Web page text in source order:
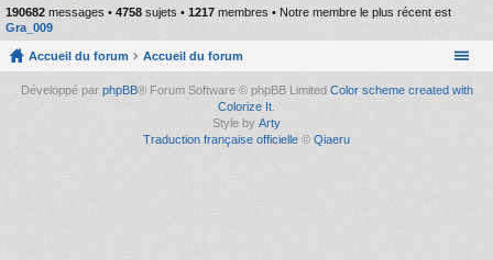
190682 messages • 4758 sujets • 1217 membres • Notre membre le plus récent est
Gra_009
Accueil du forum Accueil du forum
Développé par phpBB® Forum Software © phpBB Limited Color scheme created with
Colorize It.
Style by Arty
Traduction française officielle © Qiaeru